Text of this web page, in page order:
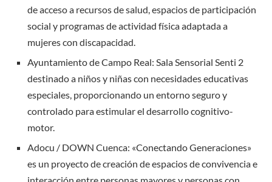
de acceso a recursos de salud, espacios de participación
social y programas de actividad física adaptada a
mujeres con discapacidad.
Ayuntamiento de Campo Real: Sala Sensorial Senti 2
destinado a niños y niñas con necesidades educativas
especiales, proporcionando un entorno seguro y
controlado para estimular el desarrollo cognitivo-
motor.
Adocu / DOWN Cuenca: «Conectando Generaciones»
es un proyecto de creación de espacios de convivencia e